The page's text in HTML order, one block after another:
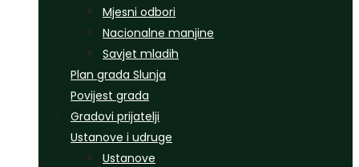
Mjesni odbori
Nacionalne manjine
Savjet mladih
Plan grada Slunja
Povijest grada
Gradovi prijatelji
Ustanove i udruge
Ustanove